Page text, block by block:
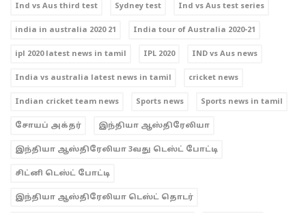
Ind vs Aus third test Sydney test Ind vs Aus test series
india in australia 2020 21 India tour of Australia 2020-21
ipl 2020 latest news in tamil IPL 2020 IND vs Aus news
India vs australia latest news in tamil cricket news
Indian cricket team news Sports news Sports news in tamil
சோயப் அக்தர் இந்தியா ஆஸ்திரேலியா
இந்தியா ஆஸ்திரேலியா 3வது டெஸ்ட் போட்டி
சிட்னி டெஸ்ட் போட்டி
இந்தியா ஆஸ்திரேலியா டெஸ்ட் தொடர்